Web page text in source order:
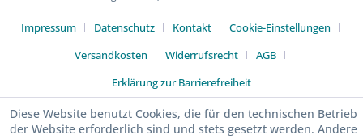
Impressum Datenschutz Kontakt
Cookie-Einstellungen
Versandkosten
Widerrufsrecht
AGB
Erklärung zur Barrierefreiheit
Diese Website benutzt Cookies, die für den technischen Betrieb
der Website erforderlich sind und stets gesetzt werden. Andere